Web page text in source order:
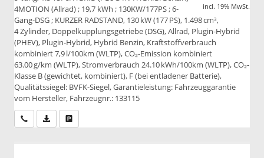
incl. 19% MwSt.
4MOTION (Allrad) ; 19,7 kWh ; 130KW/177PS ; 6-
Gang-DSG ; KURZER RADSTAND, 130 kW (177 PS), 1.498 cm³,
4 Zylinder, Doppelkupplungsgetriebe (DSG), Allrad, Plugin-Hybrid
(PHEV), Plugin-Hybrid, Hybrid Benzin, Kraftstoffverbrauch
kombiniert 7,9 l/100km (WLTP), CO₂-Emission kombiniert
63.00 g/km (WLTP), Stromverbrauch 24.10 kWh/100km (WLTP), CO₂-
Klasse B (gewichtet, kombiniert), F (bei entladener Batterie),
Qualitätssiegel: BVFK-Siegel, Garantieleistung: Fahrzeuggarantie
vom Hersteller, Fahrzeugnr.: 133115
Wir rufen Sie anPDF-Datei, Fahrzeugexposé drucken